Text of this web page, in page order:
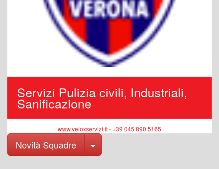
Servizi Pulizia civili, Industriali,
Sanificazione
www.veloxservizi.it - +39 045 890 5165
Novità Squadre Toggle Dropdown